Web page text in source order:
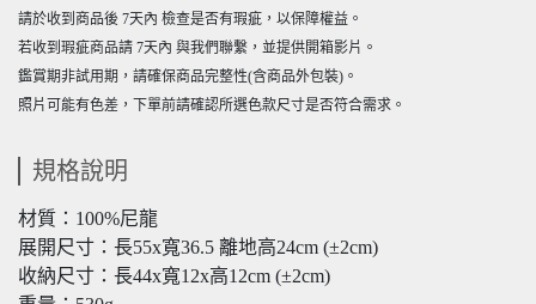
請於收到商品後 7天內 檢查是否有瑕疵，以保障權益。
若收到瑕疵商品請 7天內 與我們聯繫，並提供開箱影片。
鑑賞期非試用期，請確保商品完整性(含商品外包裝)。
照片可能有色差，下單前請確認所選色款尺寸是否符合需求。
規格說明
材質：100%尼龍
展開尺寸：長55x寬36.5 離地高24cm (±2cm)
收納尺寸：長44x寬12x高12cm (±2cm)